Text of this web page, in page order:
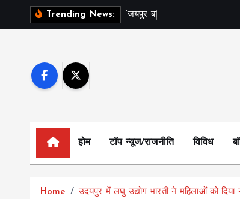
Trending News: ‘जयपर बल
होम टॉप न्यूज/राजनीति विविध
Home उदयपुर में लघु उद्योग भारती ने महिलाओं को दिया